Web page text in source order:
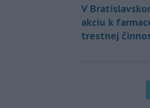
V
akciu k
trestnej